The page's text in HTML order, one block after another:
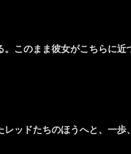
このまま彼女がこちらに
ッドたちのほうへと、一歩